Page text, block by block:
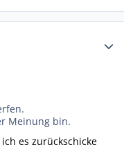
Meinung bin.
es zurückschicke